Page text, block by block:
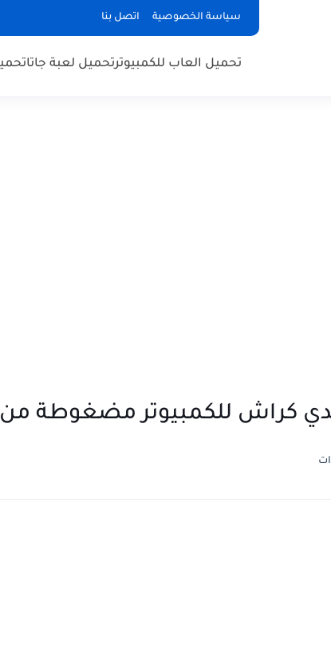
سياسة الخصوصية اتصل بنا
تحميل العاب للكمبيوترتحميل لعبة جاتا
كراش للكمبيوتر مضغوطة من